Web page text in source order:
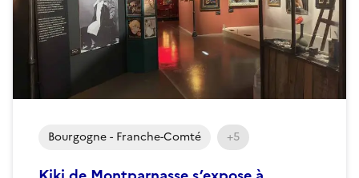
Bourgogne - Franche-Comté +5